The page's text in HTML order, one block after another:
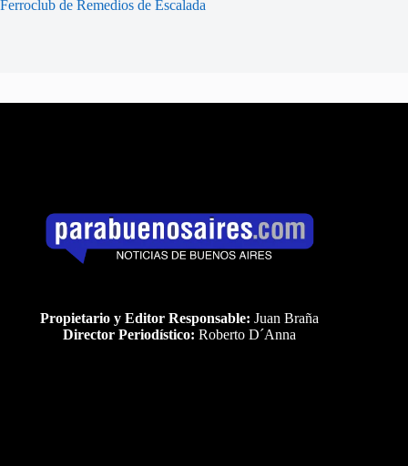
Ferroclub de Remedios de Escalada
Propietario y Editor Responsable: Juan Braña
Director Periodístico: Roberto D´Anna